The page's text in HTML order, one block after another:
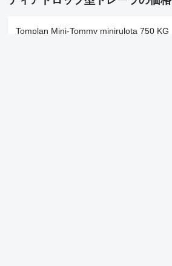
Tomplan Mini-Tommy minirulota 750 KG